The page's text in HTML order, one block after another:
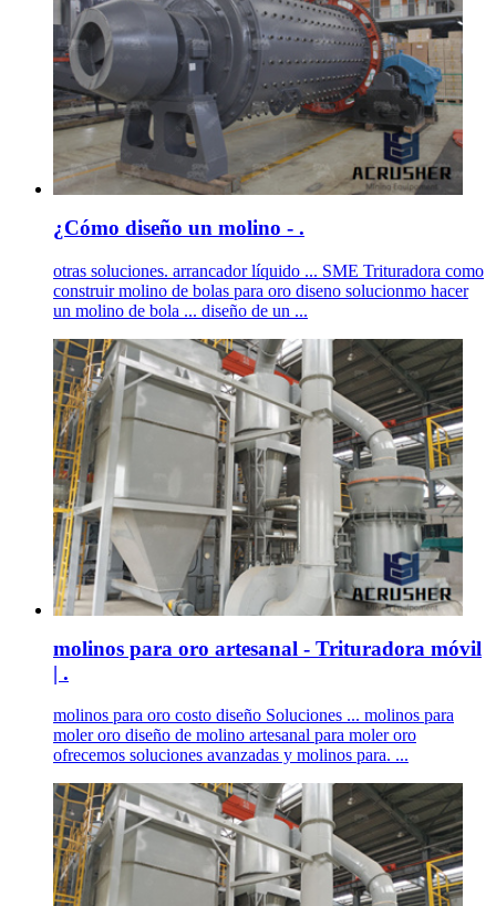
¿Cómo diseño un molino - .
otras soluciones. arrancador líquido ... SME Trituradora como
construir molino de bolas para oro diseno solucionmo hacer
un molino de bola ... diseño de un ...
molinos para oro artesanal - Trituradora móvil
| .
molinos para oro costo diseño Soluciones ... molinos para
moler oro diseño de molino artesanal para moler oro
ofrecemos soluciones avanzadas y molinos para. ...